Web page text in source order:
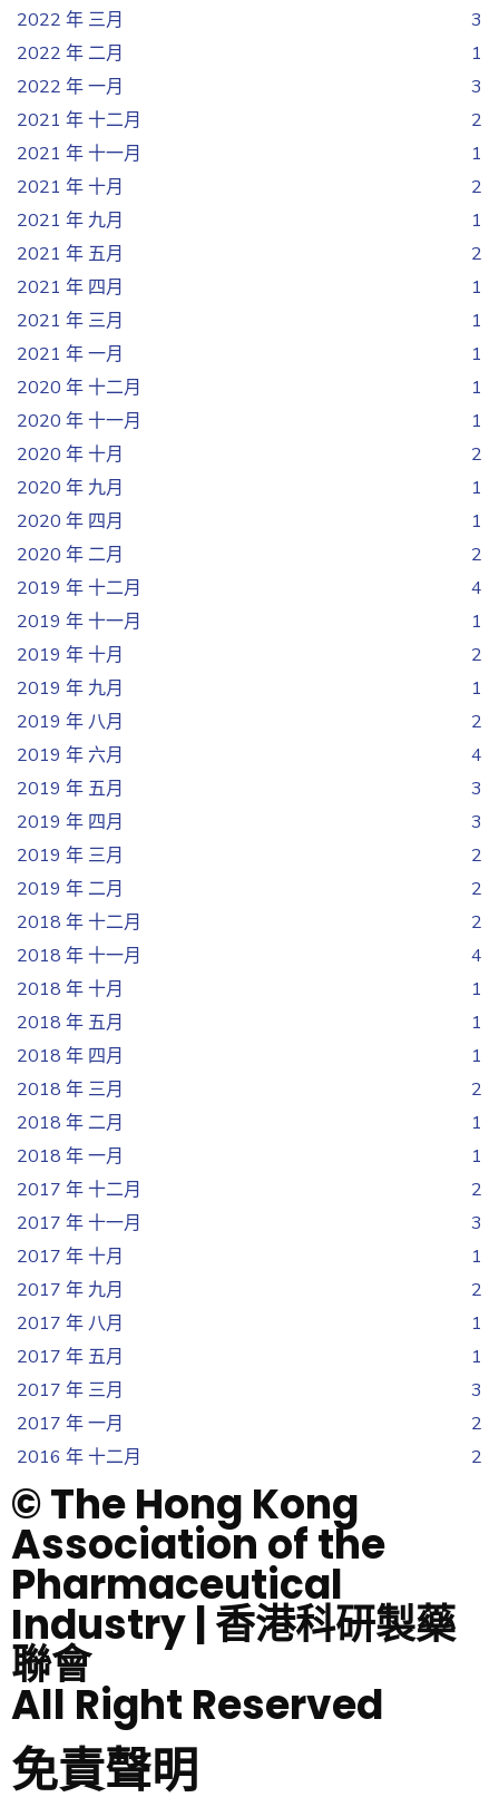
2022 年 三月
3
2022 年 二月
1
2022 年 一月
3
2021 年 十二月
2
2021 年 十一月
1
2021 年 十月
2
2021 年 九月
1
2021 年 五月
2
2021 年 四月
1
2021 年 三月
1
2021 年 一月
1
2020 年 十二月
1
2020 年 十一月
1
2020 年 十月
2
2020 年 九月
1
2020 年 四月
1
2020 年 二月
2
2019 年 十二月
4
2019 年 十一月
1
2019 年 十月
2
2019 年 九月
1
2019 年 八月
2
2019 年 六月
4
2019 年 五月
3
2019 年 四月
3
2019 年 三月
2
2019 年 二月
2
2018 年 十二月
2
2018 年 十一月
4
2018 年 十月
1
2018 年 五月
1
2018 年 四月
1
2018 年 三月
2
2018 年 二月
1
2018 年 一月
1
2017 年 十二月
2
2017 年 十一月
3
2017 年 十月
1
2017 年 九月
2
2017 年 八月
1
2017 年 五月
1
2017 年 三月
3
2017 年 一月
2
2016 年 十二月
2
© The Hong Kong
Association of the
Pharmaceutical
Industry | 香港科研製藥
聯會
All Right Reserved
免責聲明